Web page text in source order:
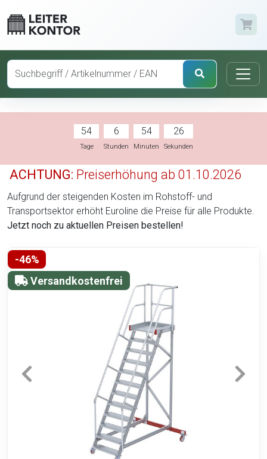
54
Tage
6
Stunden
54
Minuten
25
Sekunden
ACHTUNG: Preiserhöhung ab 01.10.2026
Aufgrund der steigenden Kosten im Rohstoff- und
Transportsektor erhöht Euroline die Preise für alle Produkte.
Jetzt noch zu aktuellen Preisen bestellen!
-46%
Versandkostenfrei